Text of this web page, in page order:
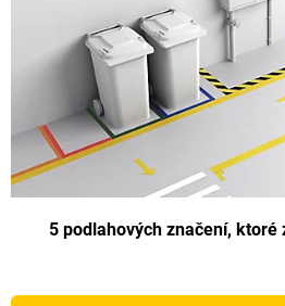
5 podlahových značení, ktoré